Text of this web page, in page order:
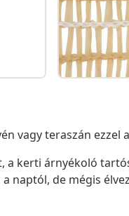
vagy teraszán ezzel
kerti árnyékoló
naptól, de mégis